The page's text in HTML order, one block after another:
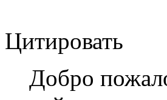
Цитировать
Добро